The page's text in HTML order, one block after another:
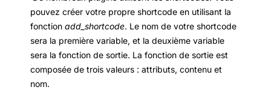
pouvez créer votre propre shortcode en utilisant la
fonction add_shortcode. Le nom de votre shortcode
sera la première variable, et la deuxième variable
sera la fonction de sortie. La fonction de sortie est
composée de trois valeurs : attributs, contenu et
nom.